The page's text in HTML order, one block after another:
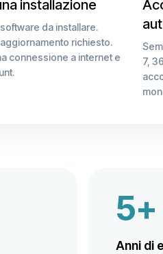
installazione
da installare.
richiesto.
connessione a internet e
7,
5+
Anni di